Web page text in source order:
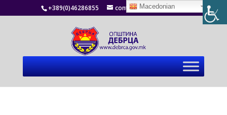
+389(0)46286855 contact@debrca.gov.mk
Macedonian